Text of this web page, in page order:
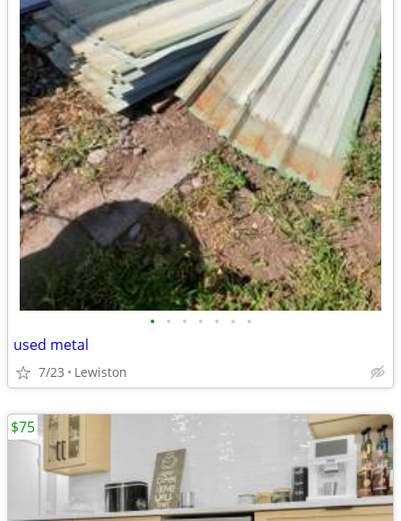
• • • • • • •
used metal
7/23 Lewiston
$75